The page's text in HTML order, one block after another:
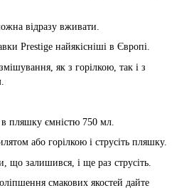
відразу вживати.
Prestige найякісніші в Європі.
як з горілкою, так і з
пляшку ємністю 750 мл.
або горілкою і струсіть пляшку.
що залишився, і ще раз струсіть.
смакових якостей дайте